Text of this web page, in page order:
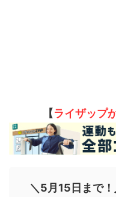
【ライザップ
＼5月15日まで